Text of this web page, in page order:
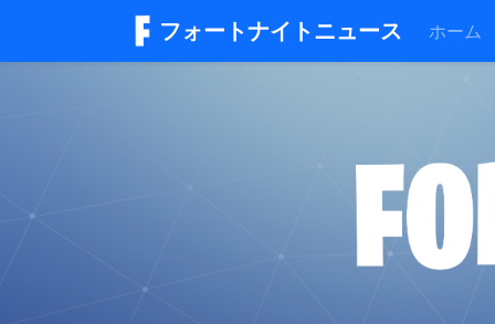
フォートナイトニュース ホーム